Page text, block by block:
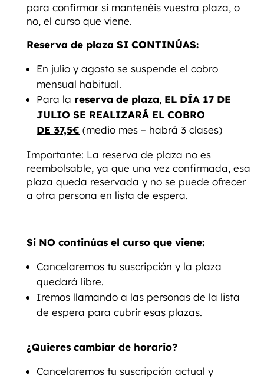
para confirmar si mantenéis vuestra plaza, o
no, el curso que viene.
Reserva de plaza SI CONTINÚAS:
En julio y agosto se suspende el cobro
mensual habitual.
Para la reserva de plaza, EL DÍA 17 DE
JULIO SE REALIZARÁ EL COBRO
DE 37,5€ (medio mes – habrá 3 clases)
Importante: La reserva de plaza no es
reembolsable, ya que una vez confirmada, esa
plaza queda reservada y no se puede ofrecer
a otra persona en lista de espera.
Si NO continúas el curso que viene:
Cancelaremos tu suscripción y la plaza
quedará libre.
Iremos llamando a las personas de la lista
de espera para cubrir esas plazas.
¿Quieres cambiar de horario?
Cancelaremos tu suscripción actual y